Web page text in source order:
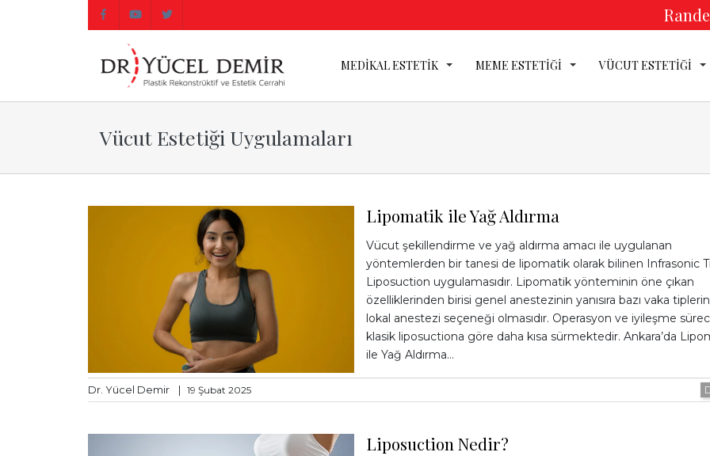
MEDİKAL ESTETİK MEME ESTETİĞİ VÜCUT ESTETİĞİ
MEDİKAL
MEME
VÜCUT
YÜZ
Vücut Estetiği Uygulamaları
Lipomatik ile Yağ Aldırma
Vücut şekillendirme ve yağ aldırma amacı ile uygulanan
yöntemlerden bir tanesi de lipomatik olarak bilinen Infrasonic
Liposuction uygulamasıdır. Lipomatik yönteminin öne çıkan
özelliklerinden birisi genel anestezinin yanısıra bazı vaka
lokal anestezi seçeneği olmasıdır. Operasyon ve iyileşme
klasik liposuctiona göre daha kısa sürmektedir. Ankara’da
ile Yağ Aldırma…
Dr. Yücel Demir 19 Şubat 2025
Liposuction Nedir?